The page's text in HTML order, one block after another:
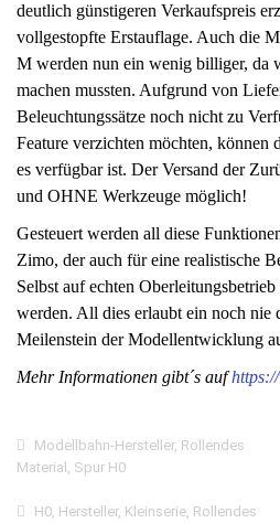
deutlich günstigeren Verkaufspreis
vollgestopfte Erstauflage. Auch die
M werden nun ein wenig billiger, da
machen mussten. Aufgrund von
Beleuchtungssätze noch nicht zu
Feature verzichten möchten, können
es verfügbar ist. Der Versand der
und OHNE Werkzeuge möglich!
Gesteuert werden all diese
Zimo, der auch für eine realistische
Selbst auf echten
werden. All dies erlaubt ein noch nie
Meilenstein der Modellentwicklung
Mehr Informationen gibt´s auf
Modellbahn-Hersteller, Rollendes
Material , Spur H0
H0, Hersteller, Kleinserie, Rollendes